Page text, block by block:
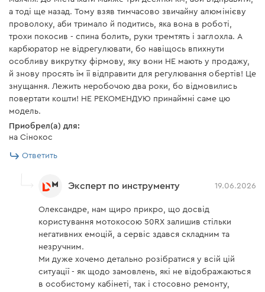
Особенности использования
а тоді ще назад. Тому взяв тимчасово звичайну алюмінієву
проволоку, аби тримало й подитись, яка вона в роботі,
трохи покосив - спина болить, руки тремтять і заглохла. А
карбюратор не відрегулювати, бо навіщось впихнути
особливу викрутку фірмову, яку вони НЕ мають у продажу,
й знову просять їм її відправити для регулювання обертів! Це
знущання. Лежить неробочою два роки, бо відмовились
повертати кошти! НЕ РЕКОМЕНДУЮ принаймні саме цю
модель.
Приобрел(а) для:
на Сінокос
Ответить
Эксперт по инструменту 19.06.2026
Олександре, нам щиро прикро, що досвід
користування мотокосою 50RX залишив стільки
негативних емоцій, а сервіс здався складним та
незручним.
Ми дуже хочемо детально розібратися у всій цій
ситуації - як щодо замовлень, які не відображаються
в особистому кабінеті, так і стосовно ремонту,